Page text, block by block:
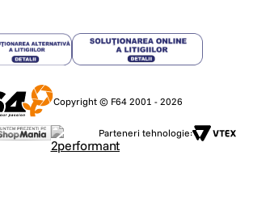
Copyright © F64 2001 - 2026
Parteneri tehnologie: